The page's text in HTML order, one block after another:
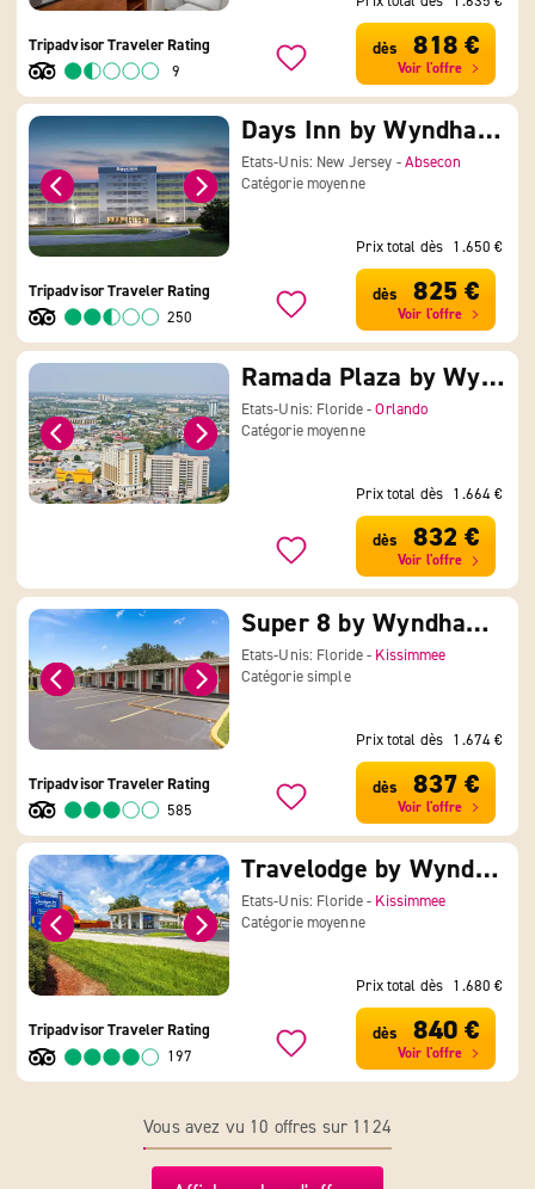
Tripadvisor Traveler Rating
9
dès 818 €
Voir l'offre
Days Inn by Wyndham Absecon Atlantic City Area
Etats-Unis: New Jersey -Absecon
Catégorie moyenne
Tripadvisor Traveler Rating
250
Prix total dès 1.650 €
dès 825 €
Voir l'offre
Ramada Plaza by Wyndham Orlando Resort & Suites Internationa
Etats-Unis: Floride -Orlando
Catégorie moyenne
Prix total dès 1.664 €
dès 832 €
Voir l'offre
Super 8 by Wyndham Kissimmee/Orlando
Etats-Unis: Floride - Kissimmee
Catégorie simple
Tripadvisor Traveler Rating
585
Prix total dès 1.674 €
dès 837 €
Voir l'offre
Travelodge by Wyndham Orlando Lake Buena Vista South
Etats-Unis: Floride - Kissimmee
Catégorie moyenne
Tripadvisor Traveler Rating
197
Prix total dès 1.680 €
dès 840 €
Voir l'offre
Vous avez vu 10 offres sur 1124